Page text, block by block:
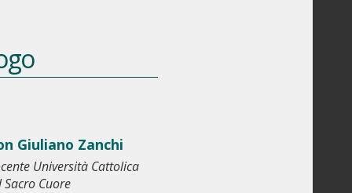
Giuliano Zanchi
Università Cattolica
Sacro Cuore